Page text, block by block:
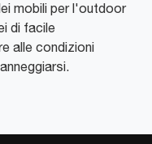
mobili per l'outdoor
di facile
alle condizioni